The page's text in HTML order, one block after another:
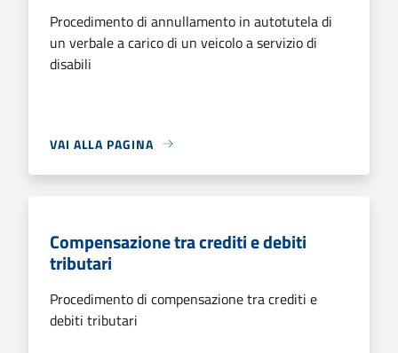
Procedimento di annullamento in autotutela di
un verbale a carico di un veicolo a servizio di
disabili
VAI ALLA PAGINA
Compensazione tra crediti e debiti
tributari
Procedimento di compensazione tra crediti e
debiti tributari